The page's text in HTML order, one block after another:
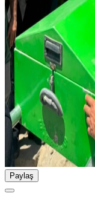
Paylaş